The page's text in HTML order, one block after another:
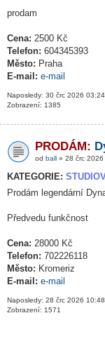
prodam
Cena: 2500 Kč
Telefon: 604345393
Město: Praha
E-mail: e-mail
Naposledy: 30 črc 2026 03:24
Zobrazení: 1385
PRODÁM:
od ball » 28 črc 2026
KATEGORIE:
Prodám legendární
Předvedu funkčnost
Cena: 28000 Kč
Telefon: 702226118
Město: Kromeriz
E-mail: e-mail
Naposledy: 28 črc 2026 10:48
Zobrazení: 1571